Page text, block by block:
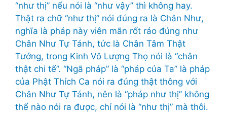
“như thị” nếu nói là “như vậy” thì không hay.
Thật ra chữ “như thị” nói đúng ra là Chân Như,
nghĩa là pháp này viên mãn rốt ráo đúng như
Chân Như Tự Tánh, tức là Chân Tâm Thật
Tướng, trong Kinh Vô Lượng Thọ nói là “chân
thật chi tế”. “Ngã pháp” là “pháp của Ta” là pháp
của Phật Thích Ca nói ra đúng thật thông với
Chân Như Tự Tánh, nên là “pháp như thị” không
thể nào nói ra được, chỉ nói là “như thị” mà thôi.